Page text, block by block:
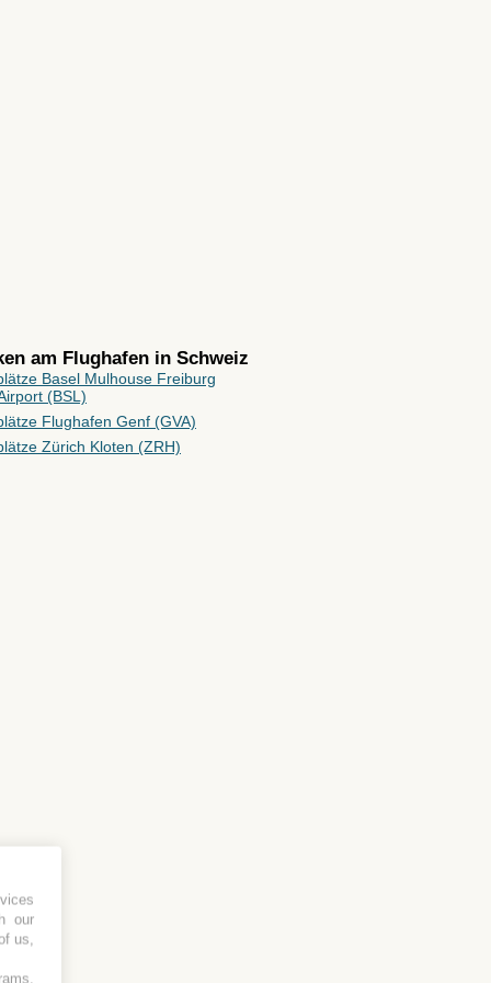
am Flughafen in Schweiz
Basel Mulhouse Freiburg
(BSL)
Flughafen Genf (GVA)
Zürich Kloten (ZRH)
our
us,